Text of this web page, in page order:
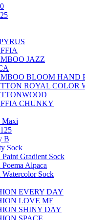
JAZZ
BLOOM HAND
ROYAL COLOR
CHUNKY
Maxi
B
Sock
Gradient Sock
Alpaca
Sock
EVERY DAY
LOVE ME
SHINY DAY
SPACE